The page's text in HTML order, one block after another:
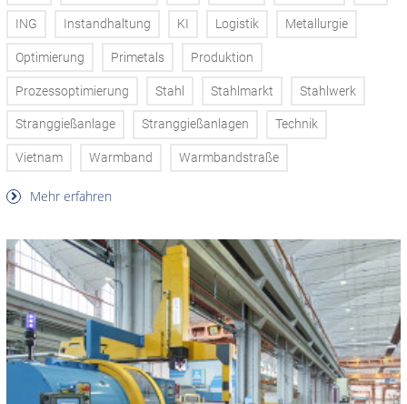
ING Instandhaltung KI Logistik Metallurgie
Optimierung Primetals Produktion
Prozessoptimierung Stahl Stahlmarkt Stahlwerk
Stranggießanlage Stranggießanlagen Technik
Vietnam Warmband Warmbandstraße
Mehr erfahren